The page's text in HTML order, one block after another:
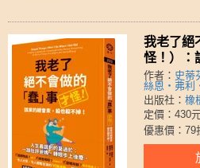
我老了絕
怪！）：
掉！
作者： 史蒂
絲恩‧弗利
出版社：橡
定價：430
優惠價：79